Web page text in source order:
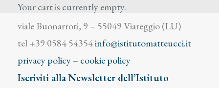
Your cart is currently empty.
Istituto Matteucci
viale Buonarroti, 9 – 55049 Viareggio (LU)
tel +39 0584 54354info@istitutomatteucci.it
privacy policy– cookie policy
Iscriviti alla Newsletter dell’Istituto